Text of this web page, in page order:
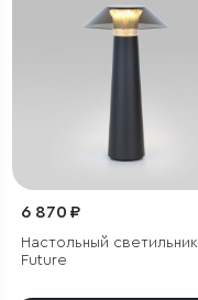
6 870 ₽
Настольный светильник
Future